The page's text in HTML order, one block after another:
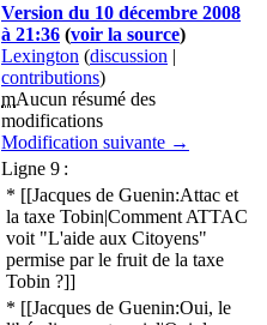
Version du 10 décembre 2008
à 21:36 (voir la source)
Lexington (discussion |
contributions)
mAucun résumé des
modifications
Modification suivante →
Ligne 9 :
* [[Jacques de Guenin:Attac et
la taxe Tobin|Comment ATTAC
voit "L'aide aux Citoyens"
permise par le fruit de la taxe
Tobin ?]]
* [[Jacques de Guenin:Oui, le